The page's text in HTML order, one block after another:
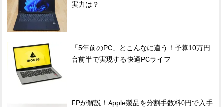
実力は？
「5年前のPC」とこんなに違う！予算10万円
台前半で実現する快適PCライフ
FPが解説！Apple製品を分割手数料0円で入手